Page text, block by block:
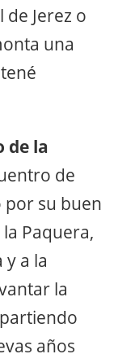
Jerez o
una
de la
de
por su buen
Paquera,
a la
la
años